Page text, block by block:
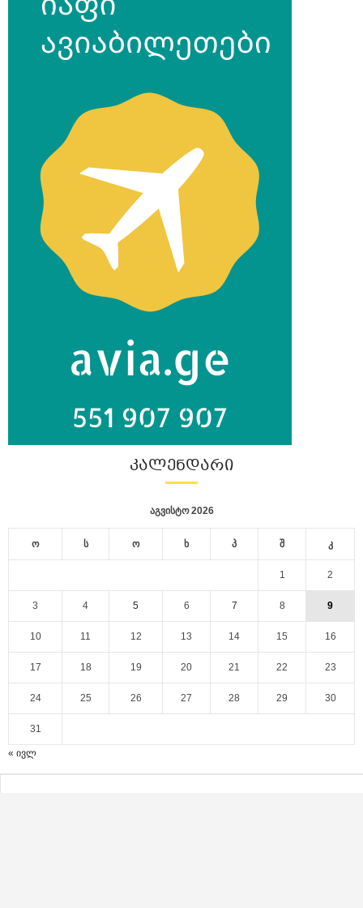
ᲙᲐᲚᲔᲜᲓᲐᲠᲘ
აგვისტო 2026
ო ს ო ხ პ შ კ
1 2
3 4 5 6 7 8 9
10 11 12 13 14 15 16
17 18 19 20 21 22 23
24 25 26 27 28 29 30
31
« ივლ